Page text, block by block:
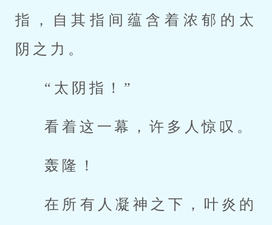
指，自其指间蕴含着浓郁的太
阴之力。
“太阴指！”
看着这一幕，许多人惊叹。
轰隆！
在所有人凝神之下，叶炎的